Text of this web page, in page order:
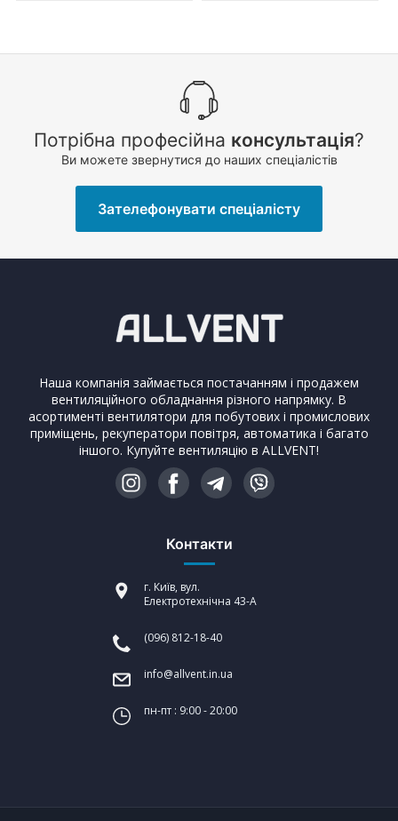
Потрібна професійна консультація?
Ви можете звернутися до наших спеціалістів
Зателефонувати спеціалісту
Наша компанія займається постачанням і продажем
вентиляційного обладнання різного напрямку. В
асортименті вентилятори для побутових і промислових
приміщень, рекуператори повітря, автоматика і багато
іншого. Купуйте вентиляцію в ALLVENT!
Контакти
г. Київ, вул.
Електротехнічна 43-А
(096) 812-18-40
info@allvent.in.ua
пн-пт : 9:00 - 20:00